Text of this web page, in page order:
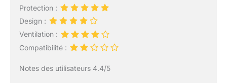
Protection :
Design :
Ventilation :
Compatibilité :
Notes des utilisateurs 4.4/5